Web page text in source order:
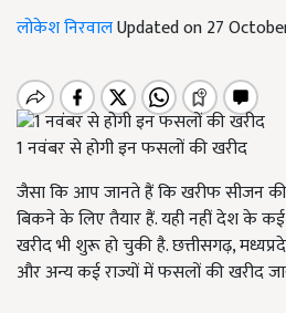
लोकेश निरवालUpdated on 27
1 नवंबर से होगी इन फसलों की खरीद
जैसा कि आप जानते हैं कि खरीफ सीजन
बिकने के लिए तैयार हैं. यही नहीं देश के
खरीद भी शुरू हो चुकी है. छत्तीसगढ़,
और अन्य कई राज्यों में फसलों की खरीद